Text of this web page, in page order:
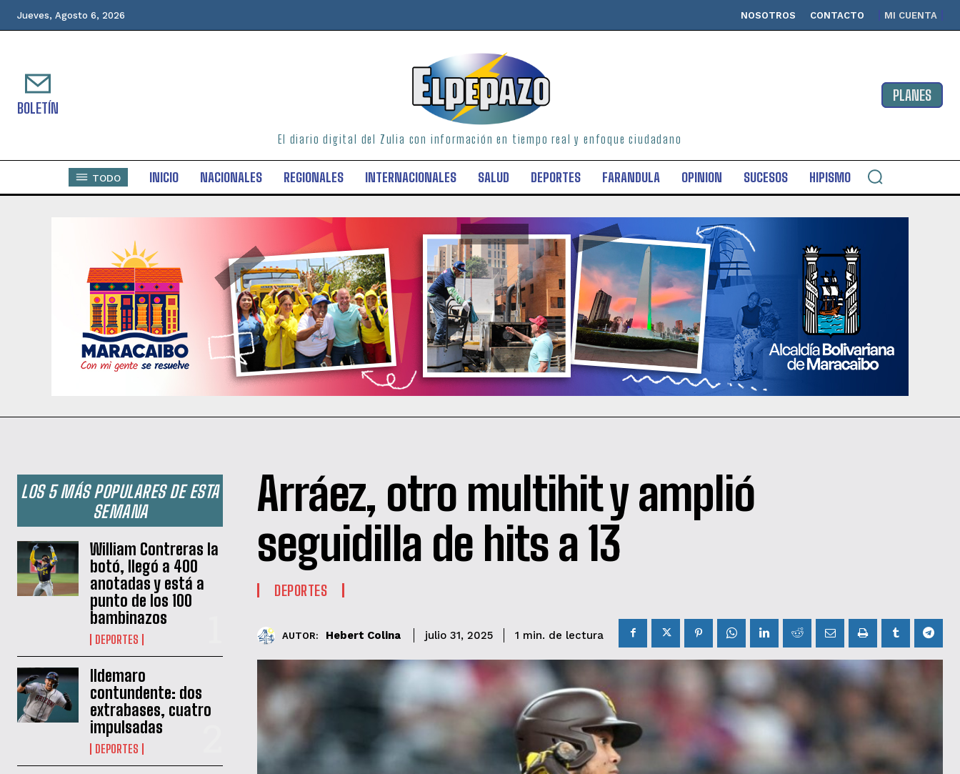
Jueves, Agosto 6, 2026 NOSOTROS CONTACTO MI CUENTA
BOLETÍN
El diario digital del Zulia con información en tiempo real y enfoque ciudadano
PLANES
TODO INICIO NACIONALES REGIONALES INTERNACIONALES SALUD DEPORTES FARANDULA OPINION SUCESOS HIPISMO
LOS 5 MÁS POPULARES DE ESTA
SEMANA
William Contreras la
botó, llegó a 400
anotadas y está a
punto de los 100
bambinazos
DEPORTES
Ildemaro
contundente: dos
extrabases, cuatro
impulsadas
DEPORTES
Arráez, otro multihit y amplió
seguidilla de hits a 13
DEPORTES
AUTOR: Hebert Colina julio 31, 2025 1 min. de lectura